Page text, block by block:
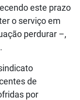
este prazo
o serviço em
perdurar –,
de
por